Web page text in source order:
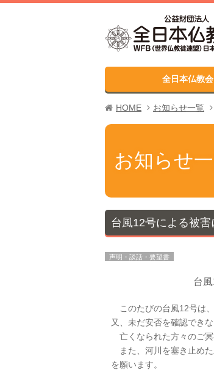
全日本仏教
HOME お知らせ一覧
お知らせ
台風12号による被
声明・談話・要望書
台
このたびの台風12号は
又、未だ安否を確認でき
亡くなられた方々のご冥
また、河川を塞き止めた
を願います。